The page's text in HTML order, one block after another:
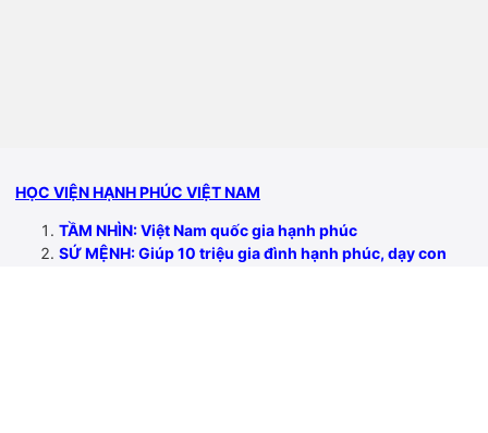
HỌC VIỆN HẠNH PHÚC VIỆT NAM
TẦM NHÌN: Việt Nam quốc gia hạnh phúc
SỨ MỆNH: Giúp 10 triệu gia đình hạnh phúc, dạy con